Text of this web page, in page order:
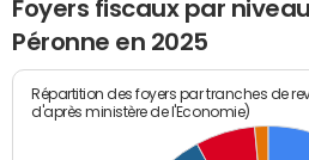
Foyers fiscaux par
Péronne en 2025
Répartition des foyers par tranches de
d'après ministère de l'Economie)